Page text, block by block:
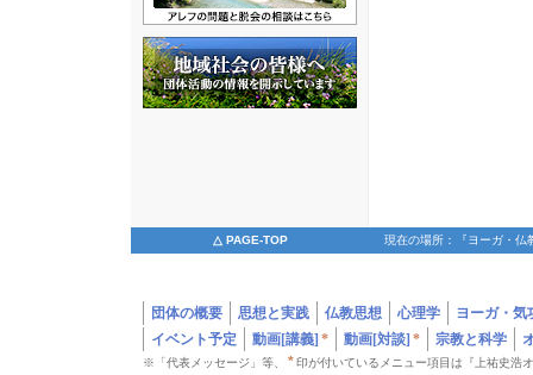
△ PAGE-TOP 現在の場所：『ヨーガ・
団体の概要 思想と実践 仏教思想 心理学
ヨーガ・気
イベント予定
動画[講義] * 動画[対談] * 宗教と科学
※「代表メッセージ」等、 * 印が付いているメニュー項目は『上祐史浩